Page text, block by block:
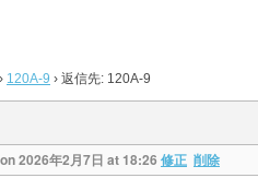
› 120A-9 › 返信先: 120A-9
2026年2月7日 at 18:26 修正 削除